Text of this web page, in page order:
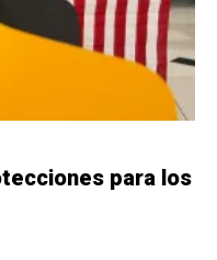
para los